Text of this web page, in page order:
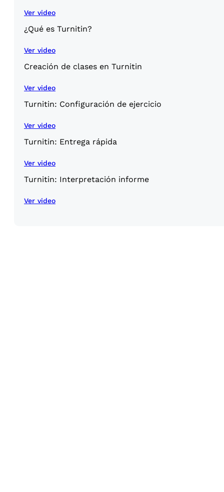
Ver video
¿Qué es Turnitin?
Ver video
Creación de clases en Turnitin
Ver video
Turnitin: Configuración de ejercicio
Ver video
Turnitin: Entrega rápida
Ver video
Turnitin: Interpretación informe
Ver video